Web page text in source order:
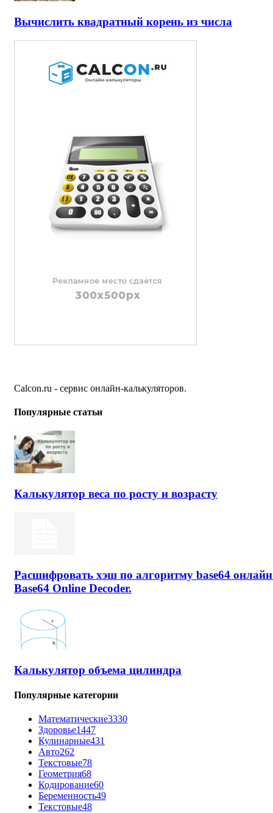
Вычислить квадратный корень из числа
Calcon.ru - сервис онлайн-калькуляторов.
Популярные статьи
Калькулятор веса по росту и возрасту
Расшифровать хэш по алгоритму base64
Base64 Online Decoder.
Калькулятор объема цилиндра
Популярные категории
Математические3330
Здоровье1447
Кулинарные431
Авто262
Текстовые78
Геометрия68
Кодирование60
Беременность49
Текстовые48